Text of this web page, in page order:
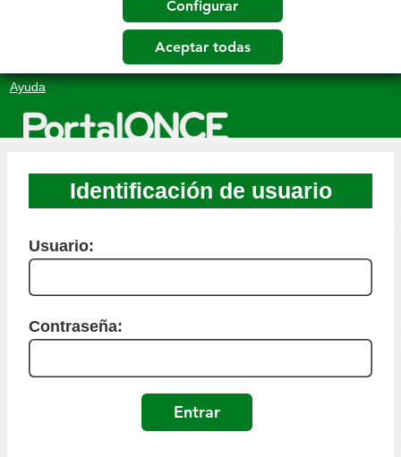
Ayuda
Identificación de usuario
Usuario:
Contraseña: